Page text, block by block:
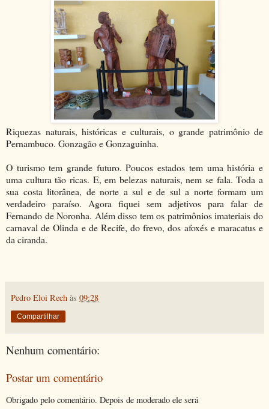
Riquezas naturais, históricas e culturais, o grande patrimônio de
Pernambuco. Gonzagão e Gonzaguinha.
O turismo tem grande futuro. Poucos estados tem uma história e
uma cultura tão ricas. E, em belezas naturais, nem se fala. Toda a
sua costa litorânea, de norte a sul e de sul a norte formam um
verdadeiro paraíso. Agora fiquei sem adjetivos para falar de
Fernando de Noronha. Além disso tem os patrimônios imateriais do
carnaval de Olinda e de Recife, do frevo, dos afoxés e maracatus e
da ciranda.
Pedro Eloi Rech às 09:28
Compartilhar
Nenhum comentário:
Postar um comentário
Obrigado pelo comentário. Depois de moderado ele será